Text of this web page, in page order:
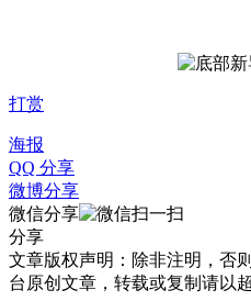
打赏
海报
QQ 分享
微博分享
微信分享
分享
文章版权声明：除非注明，否
台 原创文章，转载或复制请以